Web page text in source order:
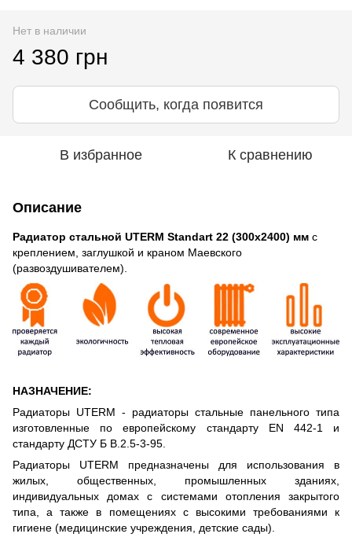
Нет в наличии
4 380 грн
Сообщить, когда появится
В избранное К сравнению
Описание
Радиатор стальной UTERM Standart 22 (300x2400) мм с
креплением, заглушкой и краном Маевского
(развоздушивателем).
НАЗНАЧЕНИЕ:
Радиаторы UTERM - радиаторы стальные панельного типа
изготовленные по европейскому стандарту EN 442-1 и
стандарту ДСТУ Б В.2.5-3-95.
Радиаторы UTERM предназначены для использования в
жилых, общественных, промышленных зданиях,
индивидуальных домах с системами отопления закрытого
типа, а также в помещениях с высокими требованиями к
гигиене (медицинские учреждения, детские сады).